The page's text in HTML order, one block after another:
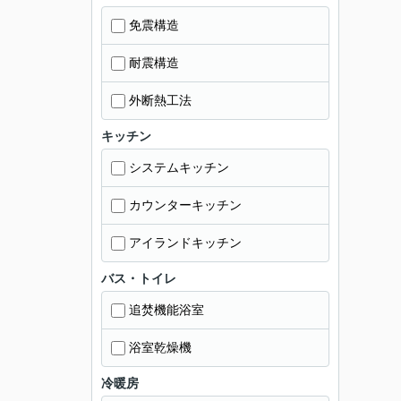
免震構造
耐震構造
外断熱工法
キッチン
システムキッチン
カウンターキッチン
アイランドキッチン
バス・トイレ
追焚機能浴室
浴室乾燥機
冷暖房